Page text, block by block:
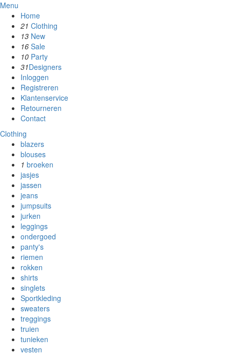
Menu
Home
21 Clothing
13 New
16 Sale
10 Party
31Designers
Inloggen
Registreren
Klantenservice
Retourneren
Contact
Clothing
blazers
blouses
1 broeken
jasjes
jassen
jeans
jumpsuits
jurken
leggings
ondergoed
panty's
riemen
rokken
shirts
singlets
Sportkleding
sweaters
treggings
truien
tunieken
vesten